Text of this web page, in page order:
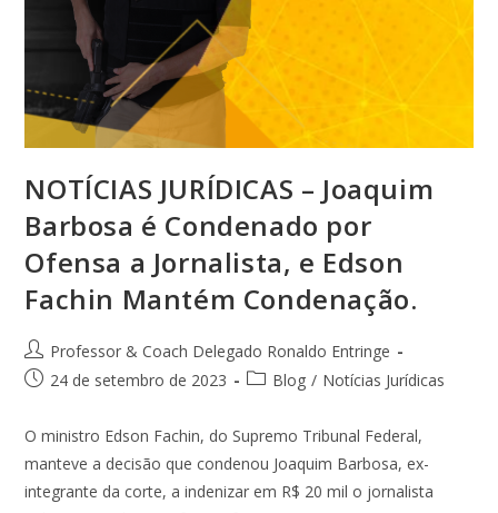
NOTÍCIAS JURÍDICAS – Joaquim
Barbosa é Condenado por
Ofensa a Jornalista, e Edson
Fachin Mantém Condenação.
Professor & Coach Delegado Ronaldo Entringe
24 de setembro de 2023
Blog / Notícias Jurídicas
O ministro Edson Fachin, do Supremo Tribunal Federal,
manteve a decisão que condenou Joaquim Barbosa, ex-
integrante da corte, a indenizar em R$ 20 mil o jornalista